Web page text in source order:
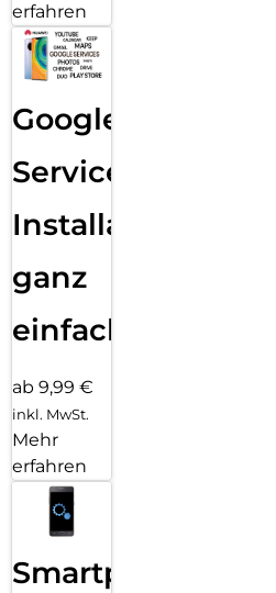
erfahren
Google
Services
Installation
ganz
einfach
ab 9,99 €
inkl. MwSt.
Mehr
erfahren
Smartphone